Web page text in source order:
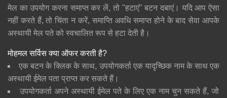
मेल का उपयोग करना समाप्त कर लें, तो "हटाएं" बटन दबाएं। यदि आप ऐसा
नहीं करते हैं, तो चिंता न करें, समाप्ति अवधि समाप्त होने के बाद सेवा आपके
अस्थायी मेल पते को स्वचालित रूप से हटा देती है।
मोहमल सर्विस क्या ऑफर करती है?
एक बटन के क्लिक के साथ, उपयोगकर्ता एक यादृच्छिक नाम के साथ एक
अस्थायी ईमेल पता प्राप्त कर सकते हैं।
उपयोगकर्ता अपने अस्थायी ईमेल पते के लिए एक नाम चुन सकते हैं, जो